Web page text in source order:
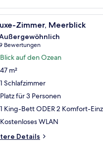
Ein
Zimmer, Meerblick
von 10
Bewertungen
Bewertungen)
Blick auf den Ozean
47 m²
1 Schlafzimmer
Platz für 3 Personen
1 King-Bett ODER 2 Komfort-
Kostenloses WLAN
Details